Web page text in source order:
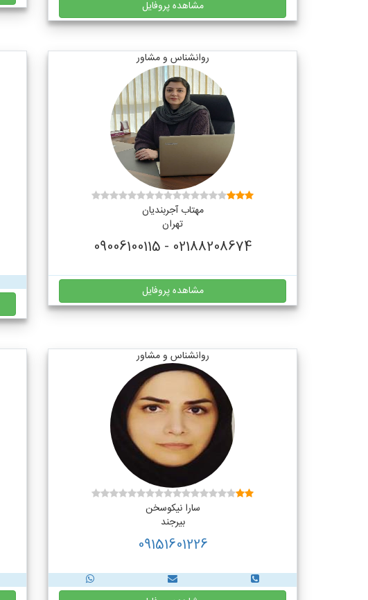
مشاهده پروفایل
روانشناس و مشاور
مهتاب آجربندیان
تهران
02188208674 - 09006100115
مشاهده پروفایل
روانشناس و مشاور
سارا نیکوسخن
بیرجند
09151601226